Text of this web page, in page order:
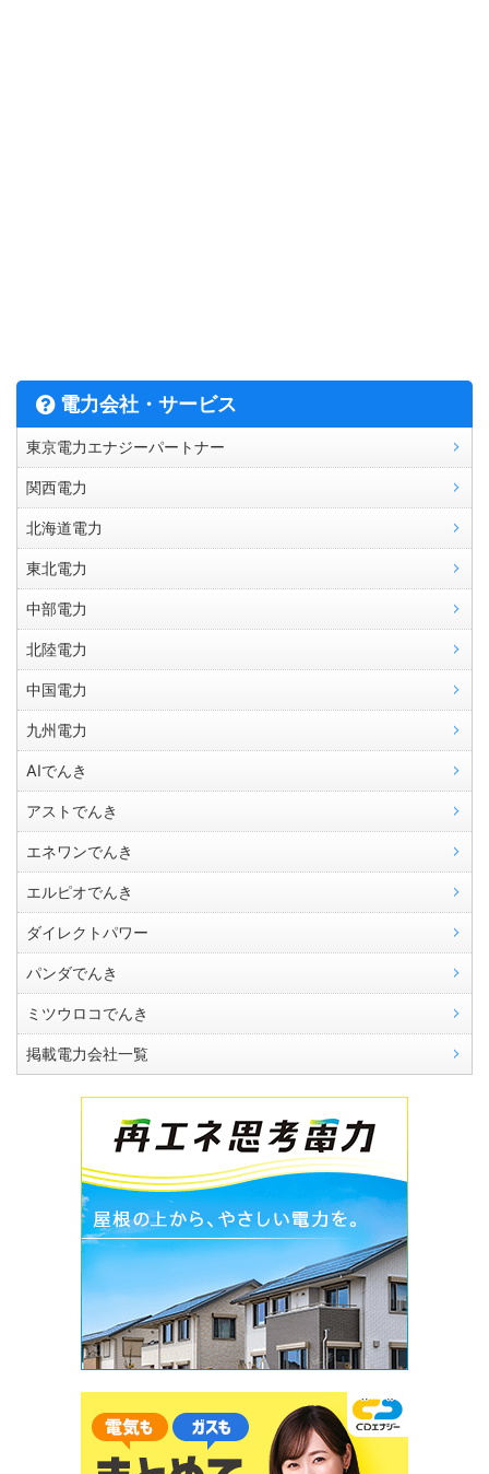
電力会社・サービス
東京電力エナジーパートナー
関西電力
北海道電力
東北電力
中部電力
北陸電力
中国電力
九州電力
AIでんき
アストでんき
エネワンでんき
エルピオでんき
ダイレクトパワー
パンダでんき
ミツウロコでんき
掲載電力会社一覧